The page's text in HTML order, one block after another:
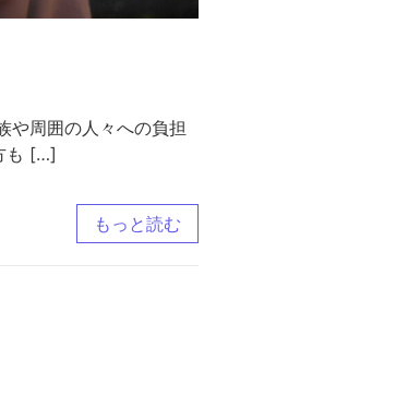
や周囲の人々への負担
も […]
もっと読む